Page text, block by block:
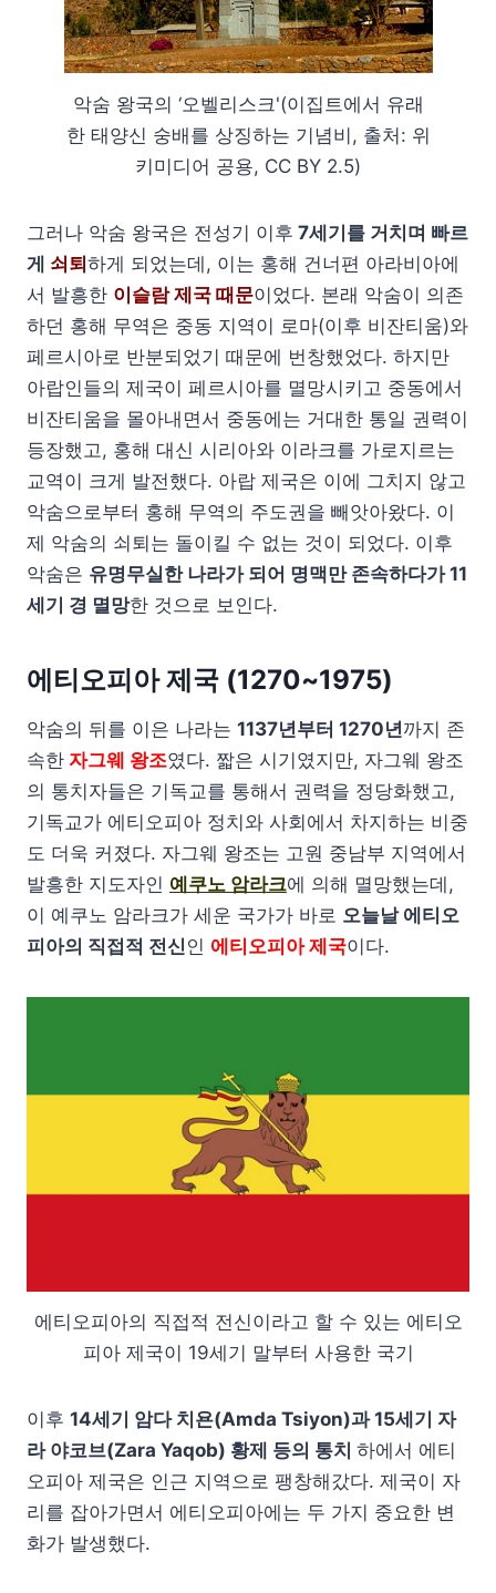
악숨 왕국의 ‘오벨리스크'(이집트에서 유래
한 태양신 숭배를 상징하는 기념비, 출처: 위
키미디어 공용, CC BY 2.5)
그러나 악숨 왕국은 전성기 이후 7세기를 거치며 빠르
게 쇠퇴하게 되었는데, 이는 홍해 건너편 아라비아에
서 발흥한 이슬람 제국 때문이었다. 본래 악숨이 의존
하던 홍해 무역은 중동 지역이 로마(이후 비잔티움)와
페르시아로 반분되었기 때문에 번창했었다. 하지만
아랍인들의 제국이 페르시아를 멸망시키고 중동에서
비잔티움을 몰아내면서 중동에는 거대한 통일 권력이
등장했고, 홍해 대신 시리아와 이라크를 가로지르는
교역이 크게 발전했다. 아랍 제국은 이에 그치지 않고
악숨으로부터 홍해 무역의 주도권을 빼앗아왔다. 이
제 악숨의 쇠퇴는 돌이킬 수 없는 것이 되었다. 이후
악숨은 유명무실한 나라가 되어 명맥만 존속하다가 11
세기 경 멸망한 것으로 보인다.
에티오피아 제국 (1270~1975)
악숨의 뒤를 이은 나라는 1137년부터 1270년까지 존
속한 자그웨 왕조였다. 짧은 시기였지만, 자그웨 왕조
의 통치자들은 기독교를 통해서 권력을 정당화했고,
기독교가 에티오피아 정치와 사회에서 차지하는 비중
도 더욱 커졌다. 자그웨 왕조는 고원 중남부 지역에서
발흥한 지도자인 예쿠노 암라크에 의해 멸망했는데,
이 예쿠노 암라크가 세운 국가가 바로 오늘날 에티오
피아의 직접적 전신 인 에티오피아 제국이다.
에티오피아의 직접적 전신이라고 할 수 있는 에티오
피아 제국이 19세기 말부터 사용한 국기
이후 14세기 암다 치욘(Amda Tsiyon)과 15세기 자
라 야코브(Zara Yaqob) 황제 등의 통치 하에서 에티
오피아 제국은 인근 지역으로 팽창해갔다. 제국이 자
리를 잡아가면서 에티오피아에는 두 가지 중요한 변
화가 발생했다.